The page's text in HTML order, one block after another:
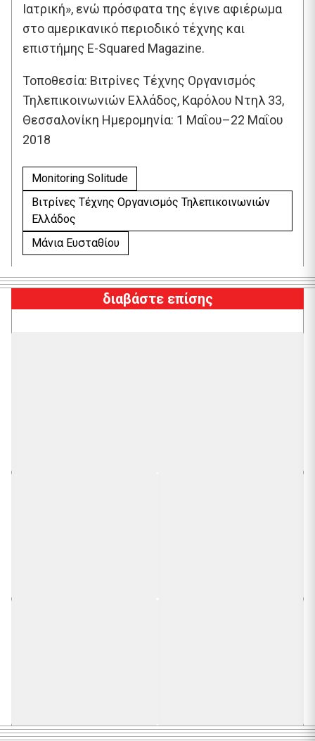
Ιατρική», ενώ πρόσφατα της έγινε αφιέρωμα
στο αμερικανικό περιοδικό τέχνης και
επιστήμης E-Squared Magazine.
Τοποθεσία: Βιτρίνες Τέχνης Οργανισμός
Τηλεπικοινωνιών Ελλάδος, Καρόλου Ντηλ 33,
Θεσσαλονίκη Ημερομηνία: 1 Μαΐου–22 Μαΐου
2018
Monitoring Solitude
Βιτρίνες Τέχνης Οργανισμός Τηλεπικοινωνιών
Ελλάδος
Μάνια Ευσταθίου
διαβάστε επίσης